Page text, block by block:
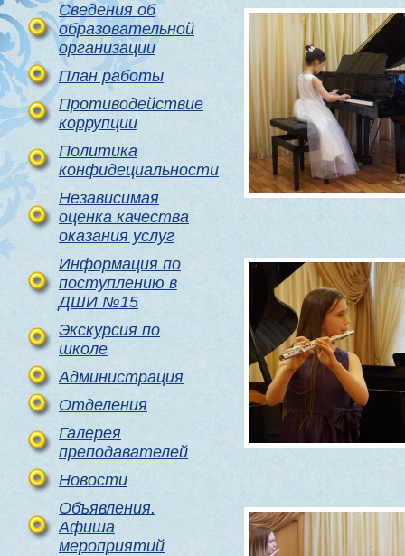
Сведения об
образовательной
организации
План работы
Противодействие
коррупции
Политика
конфидециальности
Независимая
оценка качества
оказания услуг
Информация по
поступлению в
ДШИ №15
Экскурсия по
школе
Администрация
Отделения
Галерея
преподавателей
Новости
Объявления.
Афиша
мероприятий